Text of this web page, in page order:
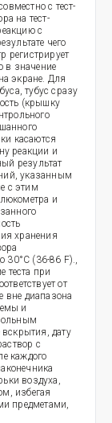
с тест-
на тест-
с
чего
регистрирует
в значение
экране. Для
тубус сразу
(крышку
касаются
реакции и
результат
указанным
с этим
и
хранения
30°C (36-86 F).,
теста при
от
вне диапазона
и
вскрытия, дату
с
каждого
воздуха,
избегая
предметами,